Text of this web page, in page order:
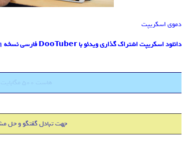
دموی اسکریپت
دانلود اسکریپت اشتراک گذاری ویدئو با DooTuber فارسی نسخه 1
جهت تبادل گفتگو و حل